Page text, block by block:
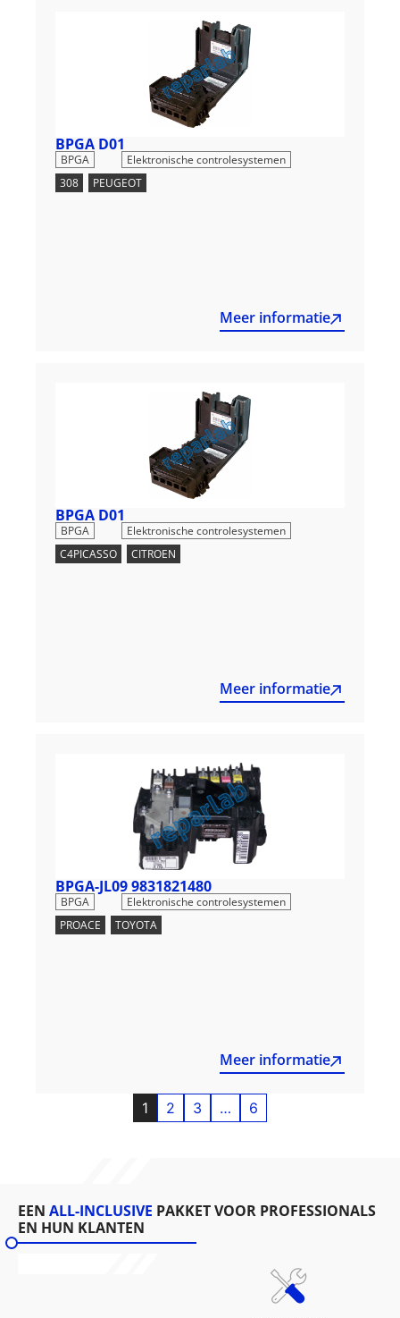
BPGA D01
BPGA
Elektronische controlesystemen
308
PEUGEOT
Meer informatie
BPGA D01
BPGA
Elektronische controlesystemen
C4PICASSO
CITROEN
Meer informatie
BPGA-JL09 9831821480
BPGA
Elektronische controlesystemen
PROACE
TOYOTA
Meer informatie
1 2 3 … 6
EEN ALL-INCLUSIVE PAKKET VOOR PROFESSIONALS
EN HUN KLANTEN